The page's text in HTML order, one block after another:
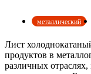
металлический
Лист
продуктов в
различных